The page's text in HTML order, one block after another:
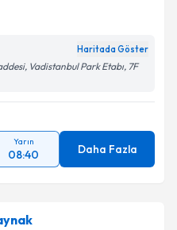
Haritada Göster
Vadistanbul Park Etabı, 7F
Yarın
08:40 Daha Fazla